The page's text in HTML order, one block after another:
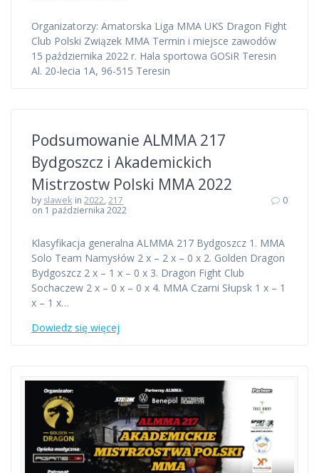
Organizatorzy: Amatorska Liga MMA UKS Dragon Fight
Club Polski Związek MMA Termin i miejsce zawodów
15 października 2022 r. Hala sportowa GOSiR Teresin
Al. 20-lecia 1A, 96-515 Teresin
Podsumowanie ALMMA 217
Bydgoszcz i Akademickich
Mistrzostw Polski MMA 2022
by slawek in2022,217
on 1 października 2022
0
Klasyfikacja generalna ALMMA 217 Bydgoszcz 1. MMA
Solo Team Namysłów 2 x – 2 x – 0 x 2. Golden Dragon
Bydgoszcz 2 x – 1 x – 0 x 3. Dragon Fight Club
Sochaczew 2 x – 0 x – 0 x 4. MMA Czarni Słupsk 1 x – 1
x – 1 x…
Dowiedz się więcej